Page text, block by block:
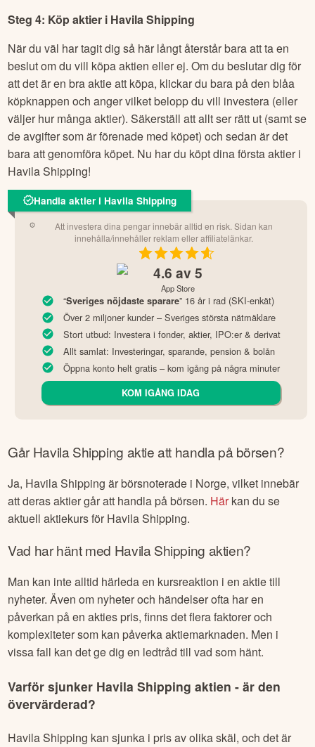
Steg 4: Köp aktier i Havila Shipping
När du väl har tagit dig så här långt återstår bara att ta en
beslut om du vill köpa aktien eller ej. Om du beslutar dig för
att det är en bra aktie att köpa, klickar du bara på den blåa
köpknappen och anger vilket belopp du vill investera (eller
väljer hur många aktier). Säkerställ att allt ser rätt ut (samt se
de avgifter som är förenade med köpet) och sedan är det
bara att genomföra köpet. Nu har du köpt dina första aktier i
Havila Shipping!
Handla aktier i Havila Shipping
Att investera dina pengar innebär alltid en risk. Sidan kan
innehålla/innehåller reklam eller affiliatelänkar.
4.6 av 5
App Store
“Sveriges nöjdaste sparare” 16 år i rad (SKI-enkät)
Över 2 miljoner kunder – Sveriges största nätmäklare
Stort utbud: Investera i fonder, aktier, IPO:er & derivat
Allt samlat: Investeringar, sparande, pension & bolån
Öppna konto helt gratis – kom igång på några minuter
KOM IGÅNG IDAG
GårHavila Shipping aktie att handla på börsen?
Ja, Havila Shipping är börsnoterade i Norge, vilket innebär
att deras aktier går att handla på börsen. Härkan du se
aktuell aktiekurs för Havila Shipping.
Vad har hänt med Havila Shipping aktien?
Man kan inte alltid härleda en kursreaktion i en aktie till
nyheter. Även om nyheter och händelser ofta har en
påverkan på en akties pris, finns det flera faktorer och
komplexiteter som kan påverka aktiemarknaden. Men i
vissa fall kan det ge dig en ledtråd till vad som hänt.
Varför sjunker Havila Shipping aktien - är den
övervärderad?
Havila Shipping kan sjunka i pris av olika skäl, och det är